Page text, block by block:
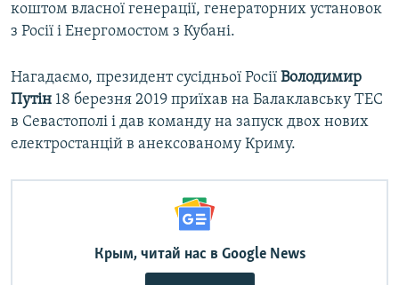
коштом власної генерації, генераторних установок
з Росії і Енергомостом з Кубані.
Нагадаємо, президент сусідньої Росії Володимир
Путін 18 березня 2019 приїхав на Балаклавську ТЕС
в Севастополі і дав команду на запуск двох нових
електростанцій в анексованому Криму.
Крым, читай нас в Google News